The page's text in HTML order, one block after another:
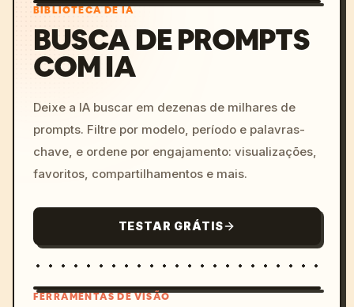
BIBLIOTECA DE IA
BUSCA DE PROMPTS
COM IA
Deixe a IA buscar em dezenas de milhares de
prompts. Filtre por modelo, período e palavras-
chave, e ordene por engajamento: visualizações,
favoritos, compartilhamentos e mais.
TESTAR GRÁTIS
FERRAMENTAS DE VISÃO